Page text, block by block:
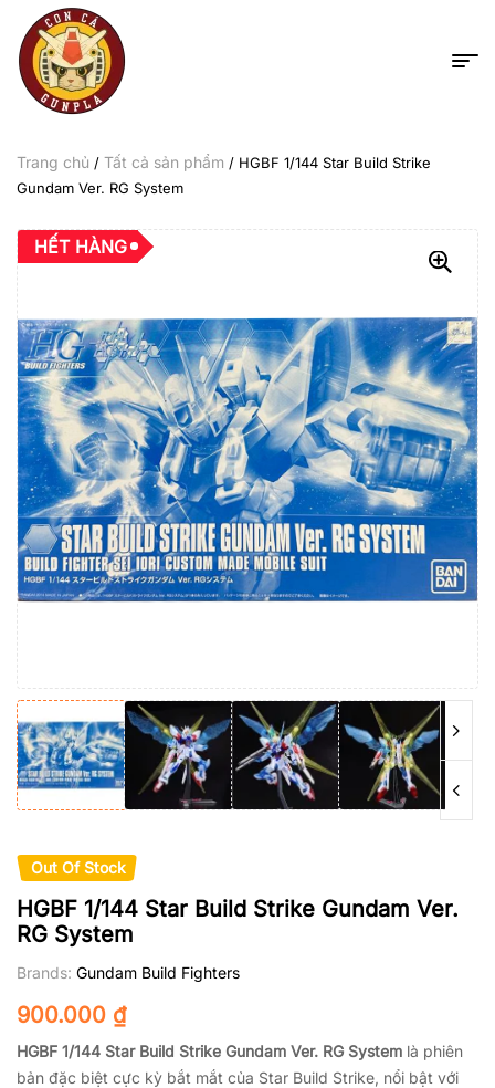
Trang chủ / Tất cả sản phẩm / HGBF 1/144 Star Build Strike
Gundam Ver. RG System
HẾT HÀNG
Out Of Stock
HGBF 1/144 Star Build Strike Gundam Ver.
RG System
Brands: Gundam Build Fighters
900.000 ₫
HGBF 1/144 Star Build Strike Gundam Ver. RG System là phiên
bản đặc biệt cực kỳ bắt mắt của Star Build Strike, nổi bật với